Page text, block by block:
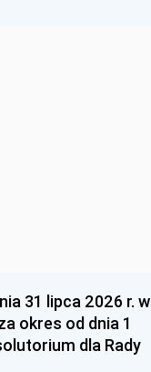
31 lipca 2026 r. w
okres od dnia 1
dla Rady